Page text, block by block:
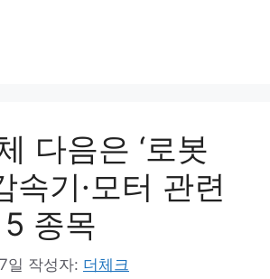
다음은 ‘로봇
속기·모터 관련
종목
일 작성자: 더체크